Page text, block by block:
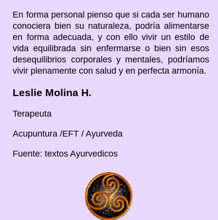
En forma personal pienso que si cada ser humano
conociera bien su naturaleza, podría alimentarse
en forma adecuada, y con ello vivir un estilo de
vida equilibrada sin enfermarse o bien sin esos
desequilibrios corporales y mentales, podríamos
vivir plenamente con salud y en perfecta armonía.
Leslie Molina H.
Terapeuta
Acupuntura /EFT / Ayurveda
Fuente: textos Ayurvedicos